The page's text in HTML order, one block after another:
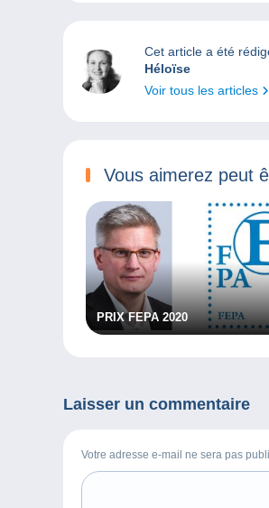
Cet article a été
Héloïse
Voir tous les articles
Vous aimerez peut
PRIX FEPA 2020
Laisser un commentaire
Votre adresse e-mail ne sera pas